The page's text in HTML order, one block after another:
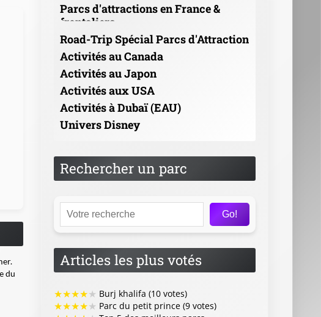
du
Parcs d'attractions en France &
frontaliers
Road-Trip Spécial Parcs d'Attraction
Activités au Canada
Activités au Japon
Activités aux USA
Activités à Dubaï (EAU)
Univers Disney
Rechercher un parc
Go!
Articles les plus votés
★★★★★ Burj khalifa (10 votes)
★★★★★ Parc du petit prince (9 votes)